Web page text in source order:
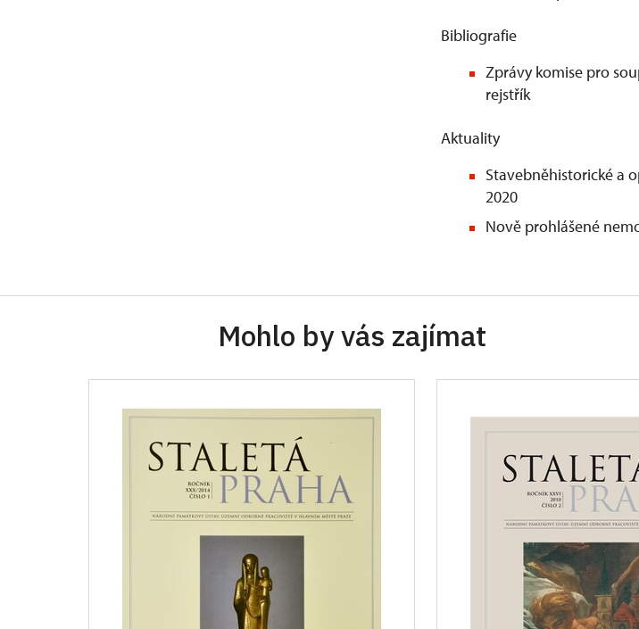
Bibliografie
Zprávy komise pro
rejstřík
Aktuality
Stavebněhistorické a
2020
Nově prohlášené
Mohlo by vás zajímat